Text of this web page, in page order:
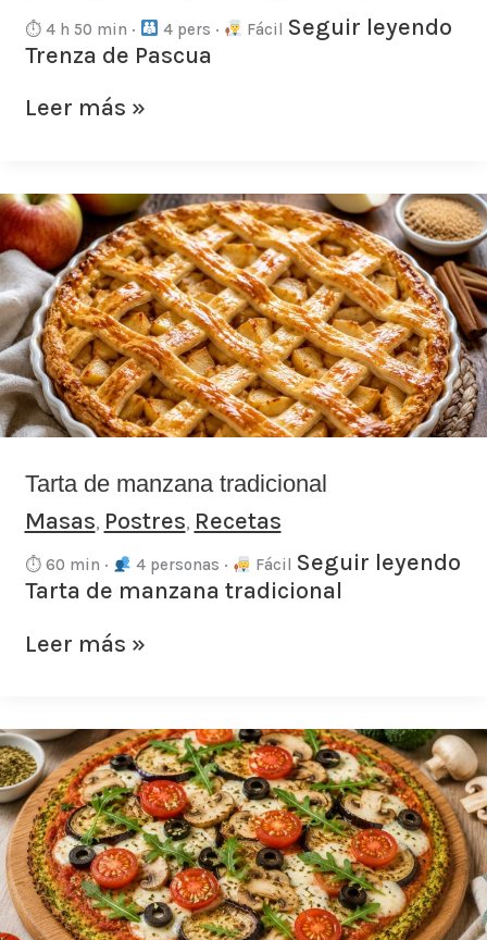
⏱ 4 h 50 min · 4 pers · Fácil Seguir leyendo
Trenza de Pascua
Leer más »
Tarta de manzana tradicional
Masas, Postres, Recetas
⏱ 60 min · 4 personas · Fácil Seguir leyendo
Tarta de manzana tradicional
Tarta
de
manzana
tradicional
Leer más »
Pizza
con
base
de
brócoli
y
tomates
Cherry